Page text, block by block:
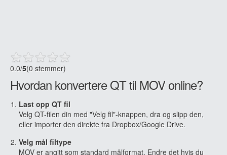
0.0/5(0 stemmer)
Hvordan konvertere QT til MOV online?
Last opp QT fil
Velg QT-filen din med "Velg fil"-knappen, dra og slipp den,
eller importer den direkte fra Dropbox/Google Drive.
Velg mål filtype
MOV er angitt som standard målformat. Endre det hvis du